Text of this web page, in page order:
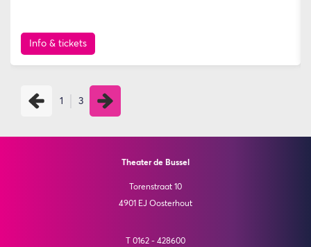
Info & tickets
1 3
Theater de Bussel
Torenstraat 10
4901 EJ Oosterhout
T 0162 - 428600